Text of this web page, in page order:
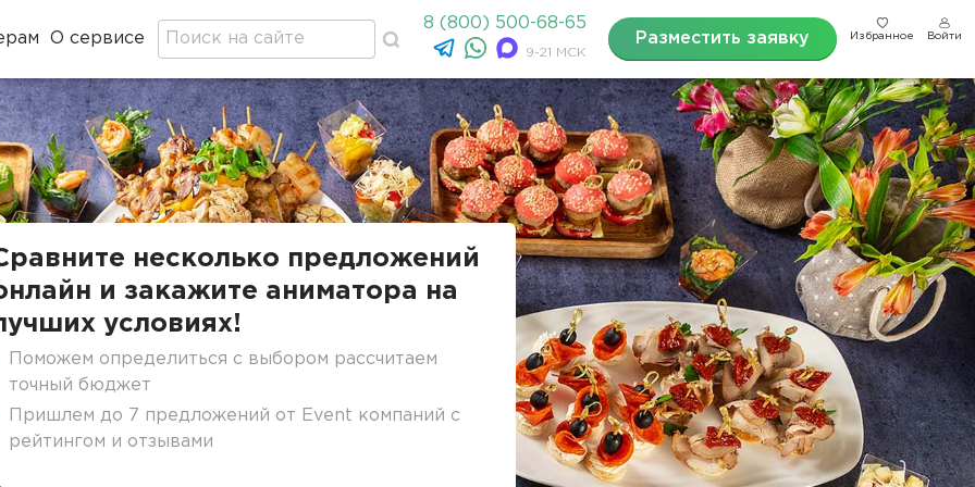
О сервисе
8 (800) 500-68-65
9-21 МСК
Разместить заявку Избранное Войти
несколько предложений
и закажите аниматора на
условиях!
Поможем определиться с выбором рассчитаем
точный бюджет
Пришлем до 7 предложений от Event компаний с
рейтингом и отзывами